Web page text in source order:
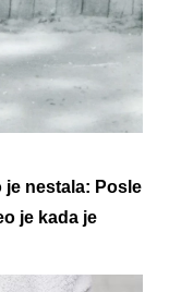
je nestala: Posle
je kada je